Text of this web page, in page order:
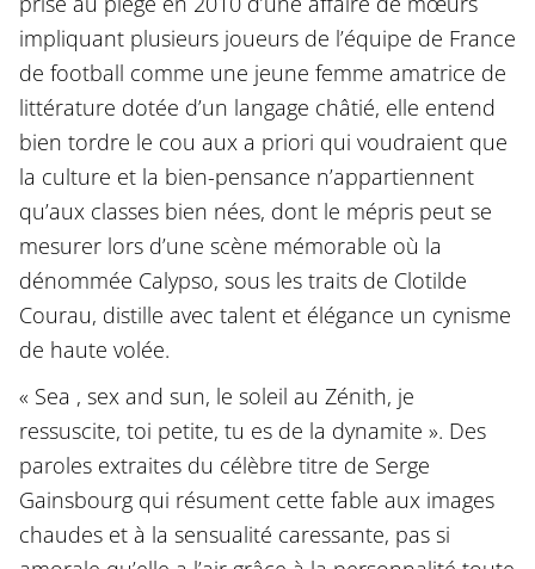
impliquant plusieurs joueurs de l’équipe de France
de football comme une jeune femme amatrice de
littérature dotée d’un langage châtié, elle entend
bien tordre le cou aux a priori qui voudraient que
la culture et la bien-pensance n’appartiennent
qu’aux classes bien nées, dont le mépris peut se
mesurer lors d’une scène mémorable où la
dénommée Calypso, sous les traits de Clotilde
Courau, distille avec talent et élégance un cynisme
de haute volée.
« Sea , sex and sun, le soleil au Zénith, je
ressuscite, toi petite, tu es de la dynamite ». Des
paroles extraites du célèbre titre de Serge
Gainsbourg qui résument cette fable aux images
chaudes et à la sensualité caressante, pas si